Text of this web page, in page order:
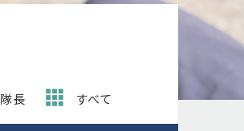
隊長 すべて